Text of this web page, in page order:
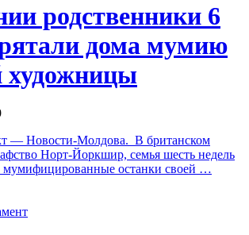
родственники 6
дома мумию
художницы
Новости-Молдова. В британском
Норт-Йоркшир, семья шесть недель
мумифицированные останки своей …